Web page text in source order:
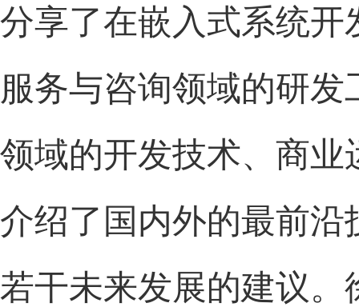
分享了在嵌入式系统
服务与咨询领域的研
领域的开发技术、商
介绍了国内外的最前
若干未来发展的建议